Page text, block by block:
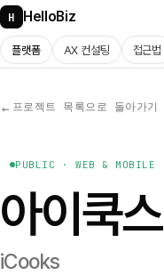
H HelloBiz
플랫폼 AX 컨설팅 접근법
← 프로젝트 목록으로 돌아가기
PUBLIC · WEB & MOBILE
아이쿡스
iCooks